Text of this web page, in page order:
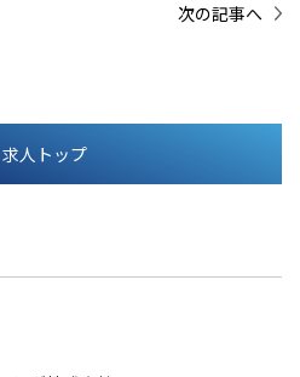
次の記事へ
求人トップ